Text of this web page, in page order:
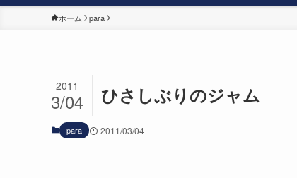
ホーム para
ひさしぶりのジャム
2011
3/04
para 2011/03/04